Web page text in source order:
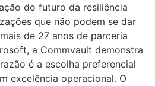
do futuro da resiliência
que não podem se dar
de 27 anos de parceria
a Commvault demonstra
é a escolha preferencial
excelência operacional. O